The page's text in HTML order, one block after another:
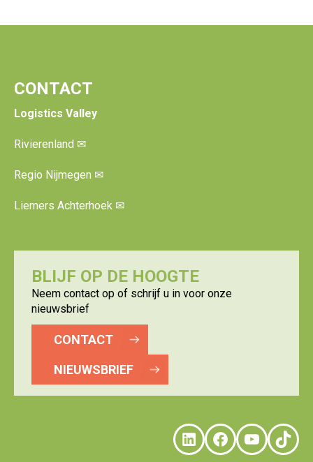
CONTACT
Logistics Valley
Rivierenland ✉
Regio Nijmegen ✉
Liemers Achterhoek ✉
BLIJF OP DE HOOGTE
Neem contact op of schrijf u in voor onze
nieuwsbrief
CONTACT
NIEUWSBRIEF
LinkedIn
Facebook